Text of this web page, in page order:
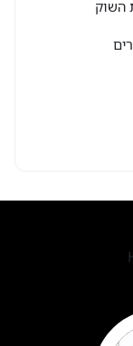
השוק